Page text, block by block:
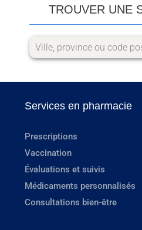
TROUVER UNE
Services en pharmacie
Prescriptions
Vaccination
Évaluations et suivis
Médicaments personnalisés
Consultations bien-être